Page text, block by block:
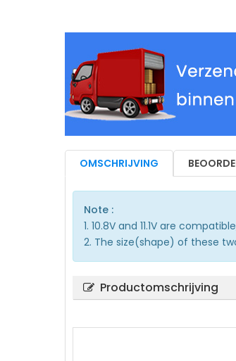
OMSCHRIJVING
Note :
1. 10.8V and 11.1V are
2. The size(shape) of these
Productomschrijving